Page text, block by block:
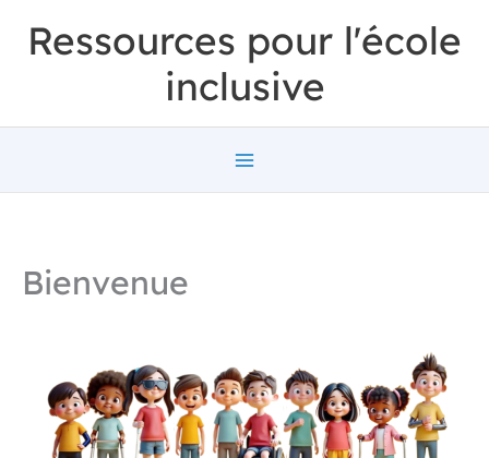
Ressources pour l'école
inclusive
Bienvenue